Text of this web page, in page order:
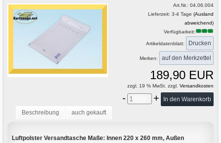
Art.Nr.: 04.06.004
Lieferzeit: 3-4 Tage (Ausland
abweichend)
Verfügbarkeit:
Artikeldatenblatt: Drucken
Merken:
189,90 EUR
zzgl. 19 % MwSt. zzgl. Versandkosten
- +
Beschreibung auch gekauft
Luftpolster Versandtasche Maße: Innen 220 x 260 mm, Außen